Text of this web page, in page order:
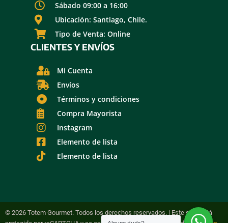
Sábado 09:00 a 16:00
Ubicación: Santiago, Chile.
Tipo de Venta: Online
CLIENTES Y ENVÍOS
Mi Cuenta
Envíos
Términos y condiciones
Compra Mayorista
Instagram
Elemento de lista
Elemento de lista
© 2026 Totem Gourmet. Todos los derechos reservados. | Este sitio está